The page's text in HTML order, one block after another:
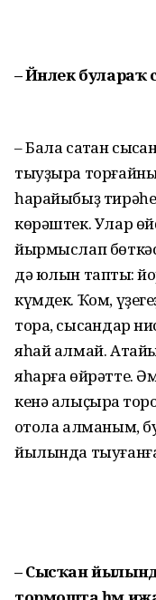
– Йәнлек
– Бала саҡтан
тыуҙыра
һарайыбыҙ
көрәштек. Улар
йырмыслап
дә юлын таптыҡ:
күмдек. Ҡом,
тора, сысҡандар
яһай алмай.
яһарға өйрәтте.
кенә алыҫыраҡ
ҡотола алманым,
йылында
– Сысҡан